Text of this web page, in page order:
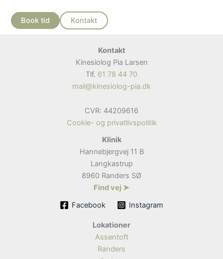
Book tid Kontakt
Kontakt
Kinesiolog Pia Larsen
Tlf. 61 78 44 70
mail@kinesiolog-pia.dk
CVR: 44209616
Cookie- og privatlivspolitik
Klinik
Hannebjergvej 11 B
Langkastrup
8960 Randers SØ
Find vej ➤
Facebook
Instagram
Lokationer
Assentoft
Randers